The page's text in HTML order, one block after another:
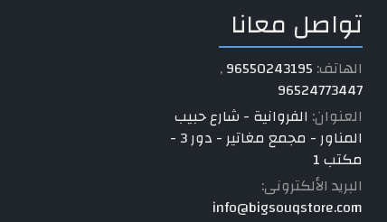
تواصل معانا
الهاتف: 96550243195
,
96524773447
العنوان: الفروانية - شارع حبيب
المناور - مجمع مغاتير - دور 3 -
مكتب 1
البريد الألكترونى:
info@bigsouqstore.com